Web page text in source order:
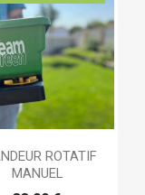
ROTATIF
MANUEL